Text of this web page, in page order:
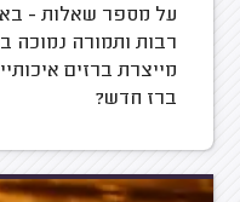
על מספר שאלות -
רבות ותמורה נמוכה
מייצרת ברזים
ברז חדש?